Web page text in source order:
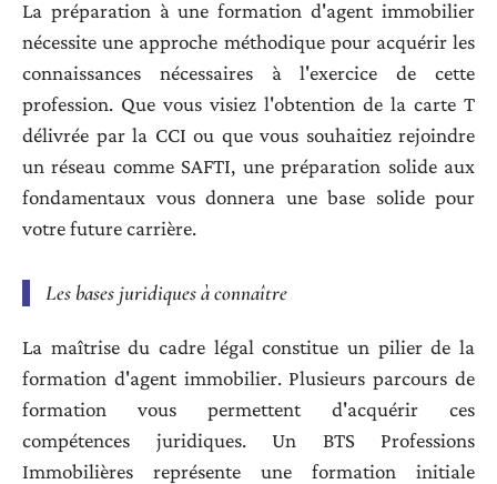
La préparation à une formation d'agent immobilier
nécessite une approche méthodique pour acquérir les
connaissances nécessaires à l'exercice de cette
profession. Que vous visiez l'obtention de la carte T
délivrée par la CCI ou que vous souhaitiez rejoindre
un réseau comme SAFTI, une préparation solide aux
fondamentaux vous donnera une base solide pour
votre future carrière.
Les bases juridiques à connaître
La maîtrise du cadre légal constitue un pilier de la
formation d'agent immobilier. Plusieurs parcours de
formation vous permettent d'acquérir ces
compétences juridiques. Un BTS Professions
Immobilières représente une formation initiale